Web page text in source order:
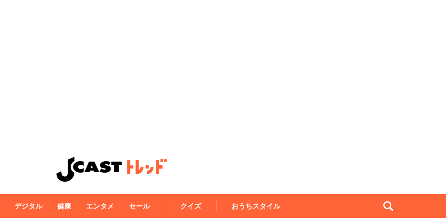
デジタル 健康 エンタメ セール クイズ おうちスタイル